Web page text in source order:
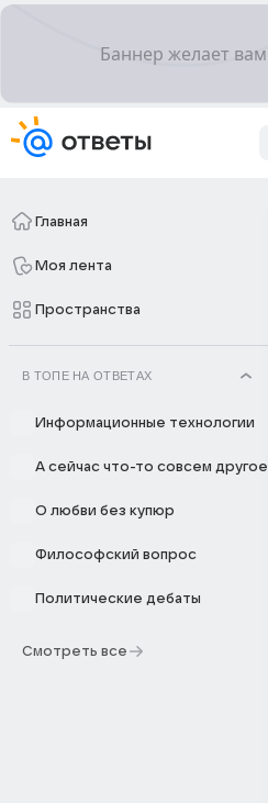
Главная
Моя лента
Пространства
В ТОПЕ НА ОТВЕТАХ
Информационные технологии
А сейчас что-то совсем другое
О любви без купюр
Философский вопрос
Политические дебаты
Смотреть все